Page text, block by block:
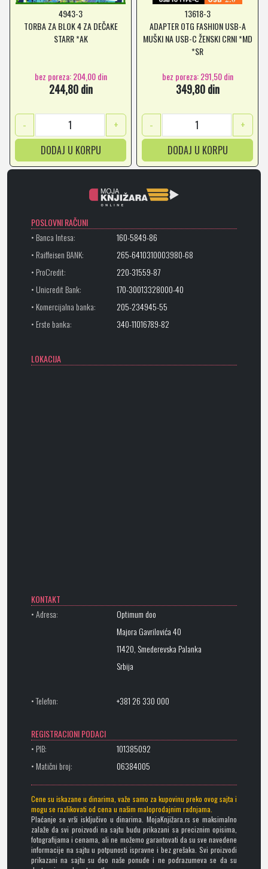
4943-3
TORBA ZA BLOK 4 ZA DEČAKE
STARR *AK
bez poreza: 204,00 din
244,80 din
-
+
DODAJ U KORPU
13618-3
ADAPTER OTG FASHION USB-A
MUŠKI NA USB-C ŽENSKI CRNI *MD
*SR
bez poreza: 291,50 din
349,80 din
-
+
DODAJ U KORPU
POSLOVNI RAČUNI
• Banca Intesa:
160-5849-86
• Raiffeisen BANK:
265-6410310003980-68
• ProCredit:
220-31559-87
• Unicredit Bank:
170-30013328000-40
• Komercijalna banka:
205-234945-55
• Erste banka:
340-11016789-82
LOKACIJA
KONTAKT
• Adresa:
Optimum doo
Majora Gavrilovića 40
11420, Smederevska Palanka
Srbija
• Telefon: +381 26 330 000
REGISTRACIONI PODACI
• PIB:
101385092
• Matični broj:
06384005
Cene su iskazane u dinarima, važe samo za kupovinu preko ovog sajta i
mogu se razlikovati od cena u našim maloprodajnim radnjama.
Plaćanje se vrši isključivo u dinarima. MojaKnjižara.rs se maksimalno
zalaže da svi proizvodi na sajtu budu prikazani sa preciznim opisima,
fotografijama i cenama, ali ne možemo garantovati da su sve navedene
informacije na sajtu u potpunosti ispravne i bez grešaka. Svi proizvodi
prikazani na sajtu su deo naše ponude i ne podrazumeva se da su